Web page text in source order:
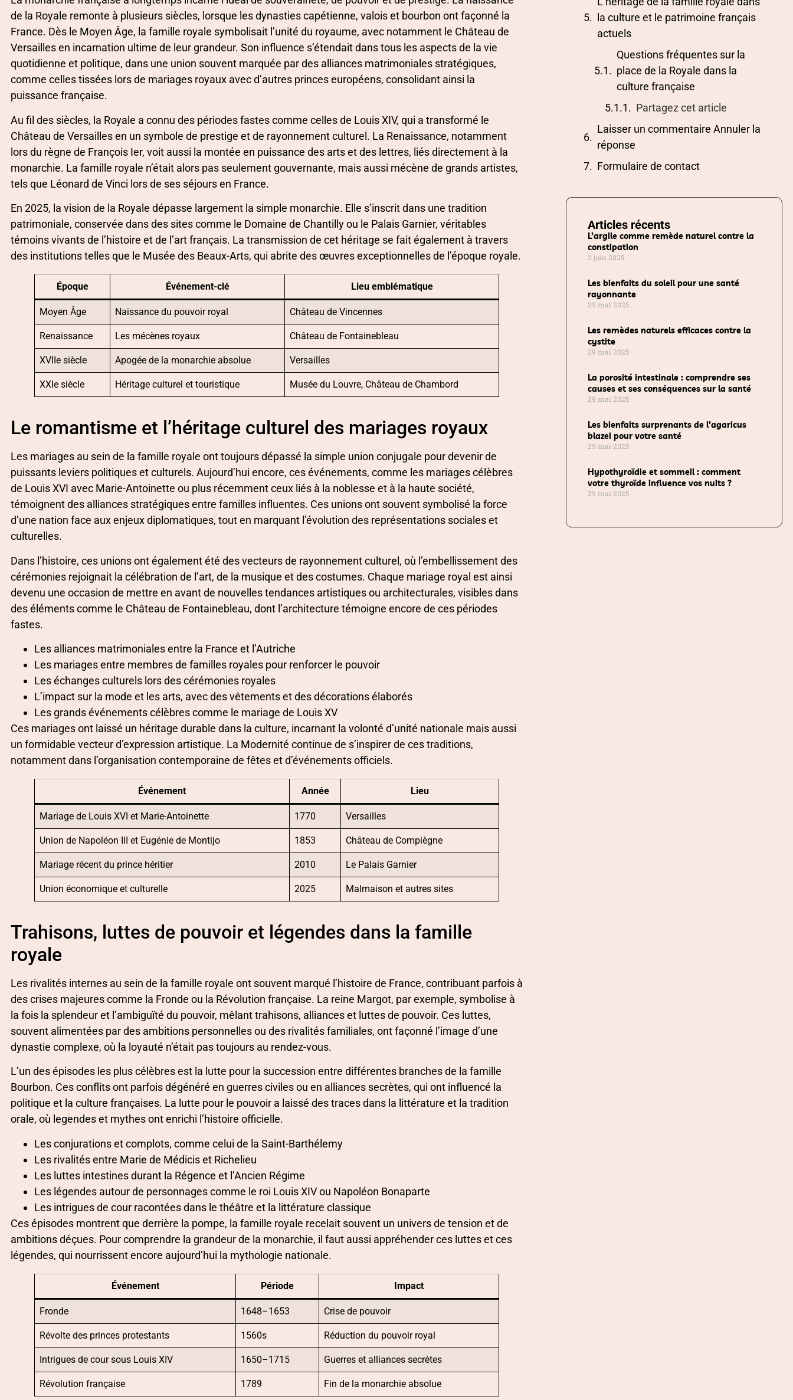
de la Royale remonte à plusieurs siècles, lorsque les dynasties capétienne, valois et bourbon ont façonné la
France. Dès le Moyen Âge, la famille royale symbolisait l’unité du royaume, avec notamment le Château de
Versailles en incarnation ultime de leur grandeur. Son influence s’étendait dans tous les aspects de la vie
quotidienne et politique, dans une union souvent marquée par des alliances matrimoniales stratégiques,
comme celles tissées lors de mariages royaux avec d’autres princes européens, consolidant ainsi la
puissance française.
Au fil des siècles, la Royale a connu des périodes fastes comme celles de Louis XIV, qui a transformé le
Château de Versailles en un symbole de prestige et de rayonnement culturel. La Renaissance, notamment
lors du règne de François Ier, voit aussi la montée en puissance des arts et des lettres, liés directement à la
monarchie. La famille royale n’était alors pas seulement gouvernante, mais aussi mécène de grands artistes,
tels que Léonard de Vinci lors de ses séjours en France.
En 2025, la vision de la Royale dépasse largement la simple monarchie. Elle s’inscrit dans une tradition
patrimoniale, conservée dans des sites comme le Domaine de Chantilly ou le Palais Garnier, véritables
témoins vivants de l’histoire et de l’art français. La transmission de cet héritage se fait également à travers
des institutions telles que le Musée des Beaux-Arts, qui abrite des œuvres exceptionnelles de l’époque royale.
Époque Événement-clé Lieu emblématique
Moyen Âge Naissance du pouvoir royal Château de Vincennes
Renaissance Les mécènes royaux Château de Fontainebleau
XVIIe siècle Apogée de la monarchie absolue Versailles
XXIe siècle Héritage culturel et touristique Musée du Louvre, Château de Chambord
Le romantisme et l’héritage culturel des mariages royaux
Les mariages au sein de la famille royale ont toujours dépassé la simple union conjugale pour devenir de
puissants leviers politiques et culturels. Aujourd’hui encore, ces événements, comme les mariages célèbres
de Louis XVI avec Marie-Antoinette ou plus récemment ceux liés à la noblesse et à la haute société,
témoignent des alliances stratégiques entre familles influentes. Ces unions ont souvent symbolisé la force
d’une nation face aux enjeux diplomatiques, tout en marquant l’évolution des représentations sociales et
culturelles.
Dans l’histoire, ces unions ont également été des vecteurs de rayonnement culturel, où l’embellissement des
cérémonies rejoignait la célébration de l’art, de la musique et des costumes. Chaque mariage royal est ainsi
devenu une occasion de mettre en avant de nouvelles tendances artistiques ou architecturales, visibles dans
des éléments comme le Château de Fontainebleau, dont l’architecture témoigne encore de ces périodes
fastes.
Les alliances matrimoniales entre la France et l’Autriche
Les mariages entre membres de familles royales pour renforcer le pouvoir
Les échanges culturels lors des cérémonies royales
L’impact sur la mode et les arts, avec des vêtements et des décorations élaborés
Les grands événements célèbres comme le mariage de Louis XV
Ces mariages ont laissé un héritage durable dans la culture, incarnant la volonté d’unité nationale mais aussi
un formidable vecteur d’expression artistique. La Modernité continue de s’inspirer de ces traditions,
notamment dans l’organisation contemporaine de fêtes et d’événements officiels.
Événement Année Lieu
Mariage de Louis XVI et Marie-Antoinette 1770 Versailles
Union de Napoléon III et Eugénie de Montijo 1853 Château de Compiègne
Mariage récent du prince héritier 2010 Le Palais Garnier
Union économique et culturelle 2025 Malmaison et autres sites
Trahisons, luttes de pouvoir et légendes dans la famille
royale
Les rivalités internes au sein de la famille royale ont souvent marqué l’histoire de France, contribuant parfois à
des crises majeures comme la Fronde ou la Révolution française. La reine Margot, par exemple, symbolise à
la fois la splendeur et l’ambiguïté du pouvoir, mêlant trahisons, alliances et luttes de pouvoir. Ces luttes,
souvent alimentées par des ambitions personnelles ou des rivalités familiales, ont façonné l’image d’une
dynastie complexe, où la loyauté n’était pas toujours au rendez-vous.
L’un des épisodes les plus célèbres est la lutte pour la succession entre différentes branches de la famille
Bourbon. Ces conflits ont parfois dégénéré en guerres civiles ou en alliances secrètes, qui ont influencé la
politique et la culture françaises. La lutte pour le pouvoir a laissé des traces dans la littérature et la tradition
orale, où legendes et mythes ont enrichi l’histoire officielle.
Les conjurations et complots, comme celui de la Saint-Barthélemy
Les rivalités entre Marie de Médicis et Richelieu
Les luttes intestines durant la Régence et l’Ancien Régime
Les légendes autour de personnages comme le roi Louis XIV ou Napoléon Bonaparte
Les intrigues de cour racontées dans le théâtre et la littérature classique
Ces épisodes montrent que derrière la pompe, la famille royale recelait souvent un univers de tension et de
ambitions déçues. Pour comprendre la grandeur de la monarchie, il faut aussi appréhender ces luttes et ces
légendes, qui nourrissent encore aujourd’hui la mythologie nationale.
Événement Période Impact
Fronde 1648–1653 Crise de pouvoir
Révolte des princes protestants 1560s Réduction du pouvoir royal
Intrigues de cour sous Louis XIV 1650–1715 Guerres et alliances secrètes
Révolution française 1789 Fin de la monarchie absolue
la culture et le patrimoine français
actuels
Questions fréquentes sur la
place de la Royale dans la
culture française
Partagez cet article
Laisser un commentaire Annuler la
réponse
Formulaire de contact
Articles récents
L’argile comme remède naturel contre la
constipation
2 juin 2025
Les bienfaits du soleil pour une santé
rayonnante
29 mai 2025
Les remèdes naturels efficaces contre la
cystite
29 mai 2025
La porosité intestinale : comprendre ses
causes et ses conséquences sur la santé
29 mai 2025
Les bienfaits surprenants de l’agaricus
blazei pour votre santé
29 mai 2025
Hypothyroïdie et sommeil : comment
votre thyroïde influence vos nuits ?
29 mai 2025